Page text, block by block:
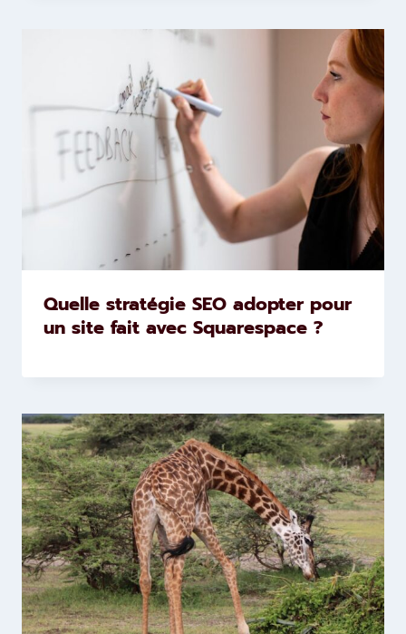
Quelle stratégie SEO adopter pour
un site fait avec Squarespace ?